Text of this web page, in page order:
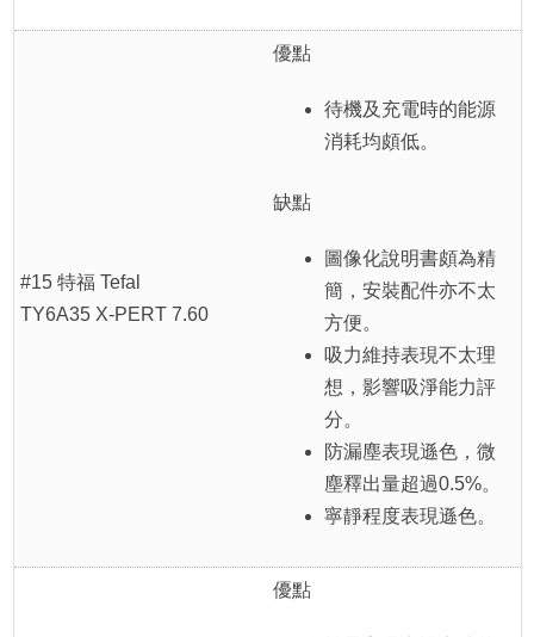
#15 特福 Tefal
TY6A35 X-PERT 7.60
優點
待機及充電時的能源
消耗均頗低。
缺點
圖像化說明書頗為精
簡，安裝配件亦不太
方便。
吸力維持表現不太理
想，影響吸淨能力評
分。
防漏塵表現遜色，微
塵釋出量超過0.5%。
寧靜程度表現遜色。
優點